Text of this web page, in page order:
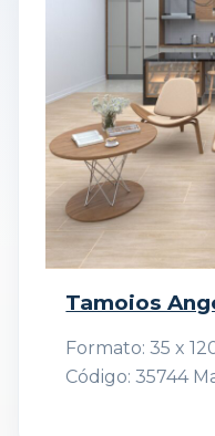
Tamoios
Formato: 35 x
Código: 35744